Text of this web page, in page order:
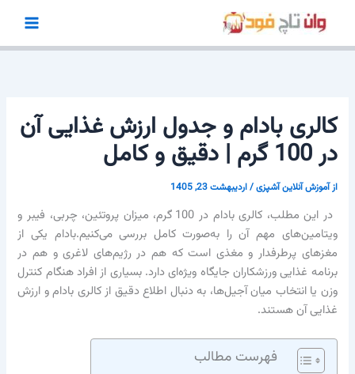
محتوا
کالری بادام و جدول ارزش غذایی آن
در 100 گرم | دقیق و کامل
ازآموزش آنلاین آشپزی/اردیبهشت 23, 1405
در این مطلب، کالری بادام در 100 گرم، میزان پروتئین، چربی، فیبر و
ویتامین‌های مهم آن را به‌صورت کامل بررسی می‌کنیم.بادام یکی از
مغزهای پرطرفدار و مغذی است که هم در رژیم‌های لاغری و هم در
برنامه غذایی ورزشکاران جایگاه ویژه‌ای دارد. بسیاری از افراد هنگام کنترل
وزن یا انتخاب میان آجیل‌ها، به دنبال اطلاع دقیق از کالری بادام و ارزش
غذایی آن هستند.
فهرست مطالب